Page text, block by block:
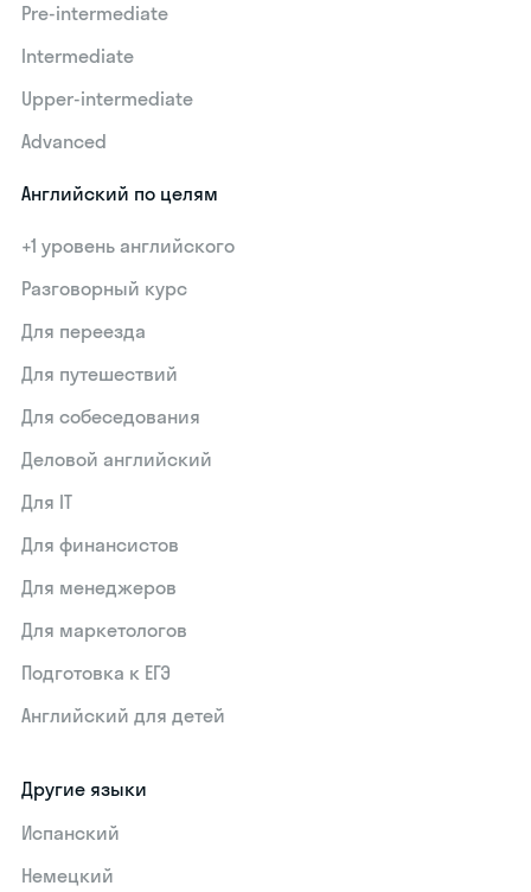
Pre-intermediate
Intermediate
Upper-intermediate
Advanced
Английский по целям
+1 уровень английского
Разговорный курс
Для переезда
Для путешествий
Для собеседования
Деловой английский
Для IT
Для финансистов
Для менеджеров
Для маркетологов
Подготовка к ЕГЭ
Английский для детей
Другие языки
Испанский
Немецкий